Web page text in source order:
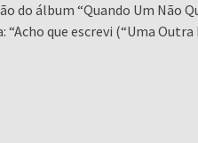
do álbum “Quando Um Não
“Acho que escrevi (“Uma